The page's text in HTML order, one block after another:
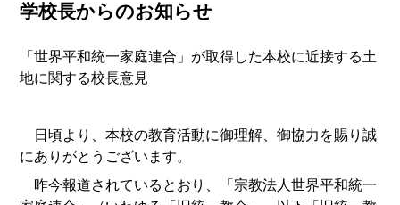
学校長からのお知らせ
「世界平和統一家庭連合」が取得した本校に近接する土
地に関する校長意見
日頃より、本校の教育活動に御理解、御協力を賜り誠
にありがとうございます。
昨今報道されているとおり、「宗教法人世界平和統一